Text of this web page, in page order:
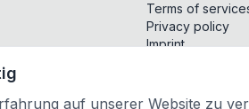
Terms of
Privacy policy
Imprint
auf unserer Website zu